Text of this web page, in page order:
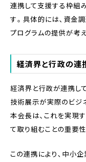
連携して支援する枠組
す。具体的には、資金
プログラムの提供が考
経済界と行政の連
経済界と行政が連携し
技術展示が実際のビジ
本会長は、これを実現
て取り組むことの重要
この連携により、中小